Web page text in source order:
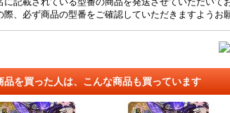
際、必ず商品の型番をご確認していただきますようお
品を買った人は、こんな商品も買っています